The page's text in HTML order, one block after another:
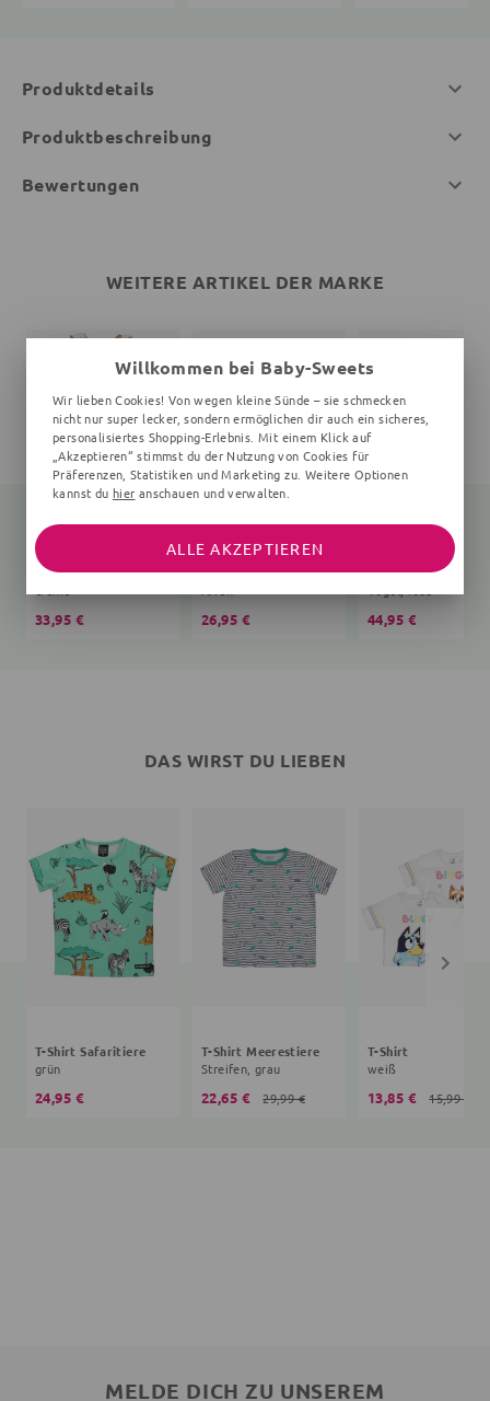
Produktdetails
Produktbeschreibung
Bewertungen
WEITERE ARTIKEL DER MARKE
Schlafsack Bär Teddy
creme
33,95 €
T-Shirt
Affen
26,95 €
Vögel, rosa
44,95 €
DAS WIRST DU LIEBEN
T-Shirt Safaritiere
grün
24,95 €
T-Shirt Meerestiere
Streifen, grau
22,65 € 29,99 €
T-Shirt
weiß
13,85 € 15,99 €
MELDE DICH ZU UNSEREM
Willkommen bei Baby-Sweets
Wir lieben Cookies! Von wegen kleine Sünde – sie schmecken
nicht nur super lecker, sondern ermöglichen dir auch ein sicheres,
personalisiertes Shopping-Erlebnis. Mit einem Klick auf
„Akzeptieren“ stimmst du der Nutzung von Cookies für
Präferenzen, Statistiken und Marketing zu. Weitere Optionen
kannst du hier anschauen und verwalten.
ALLE AKZEPTIEREN